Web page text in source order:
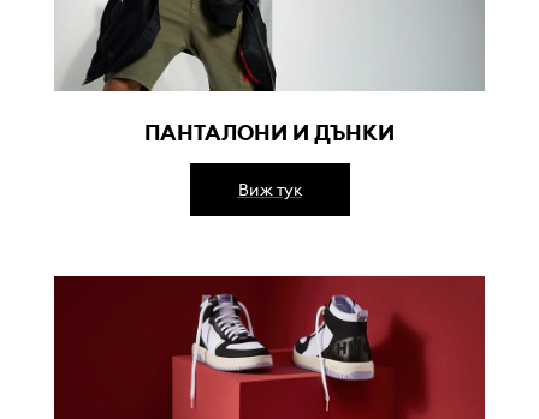
ПАНТАЛОНИ И ДЪНКИ
Виж тук